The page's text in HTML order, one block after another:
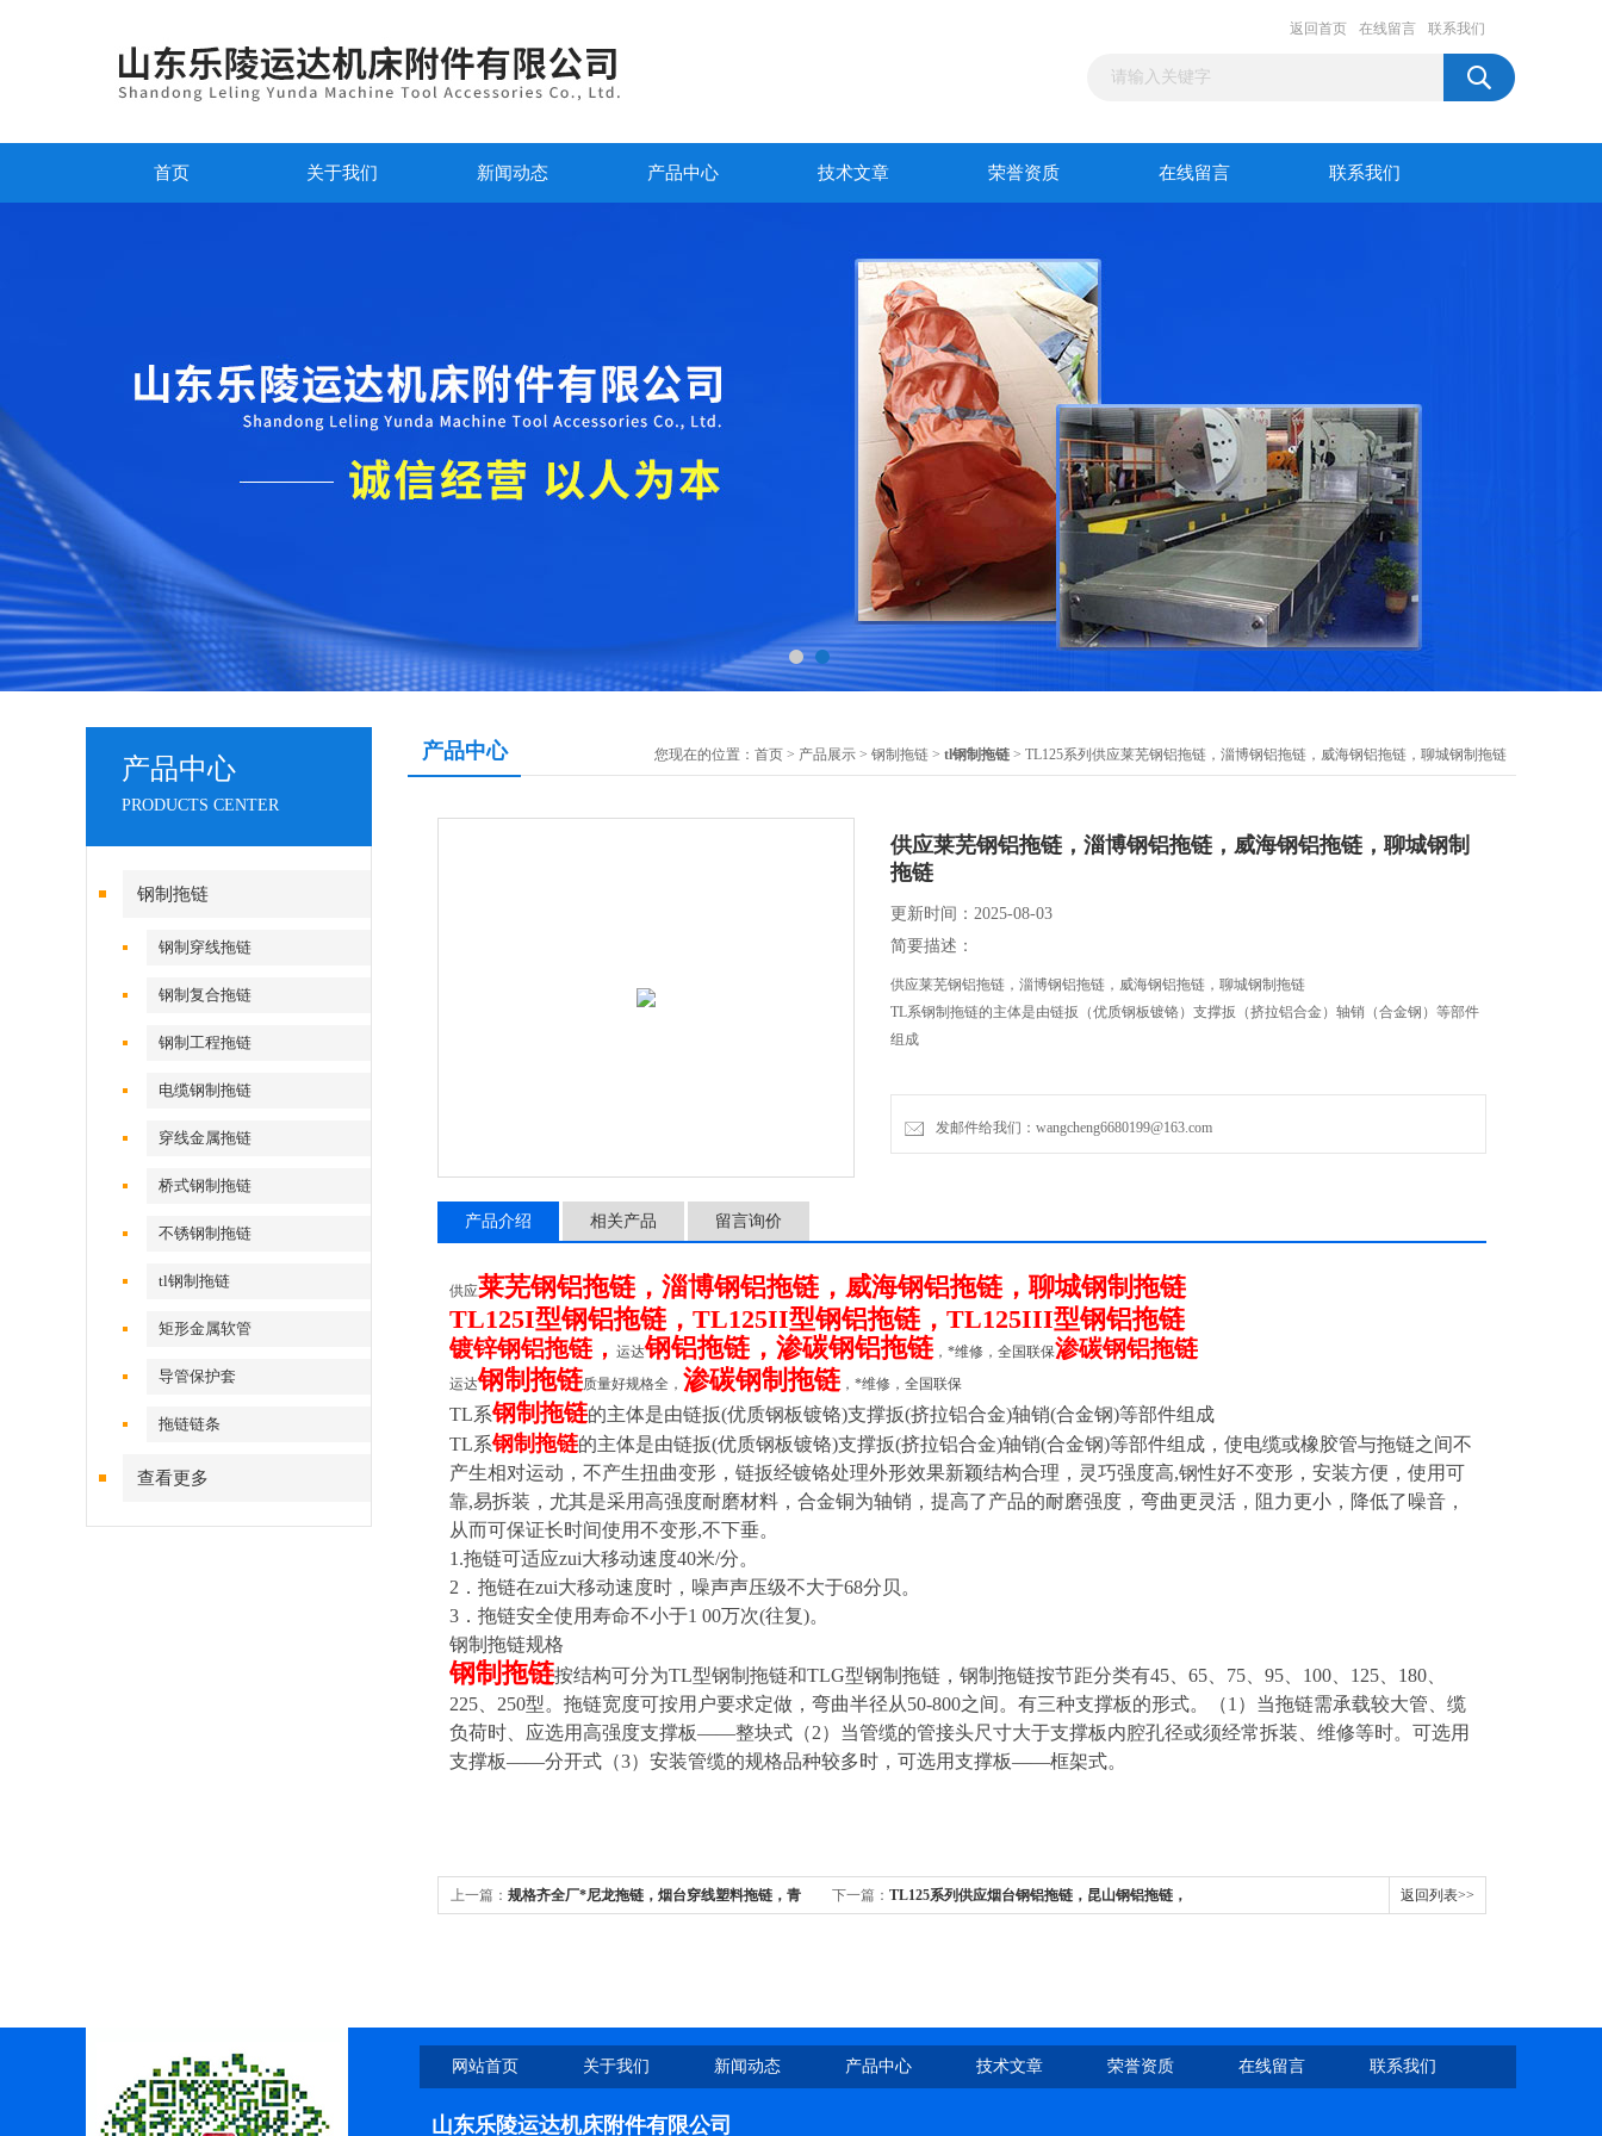
返回首页 在线留言 联系我们
首页 关于我们 新闻动态 产品中心 技术文章 荣誉资质 在线留言 联系我们
产品中心
PRODUCTS CENTER
钢制拖链
钢制穿线拖链
钢制复合拖链
钢制工程拖链
电缆钢制拖链
穿线金属拖链
桥式钢制拖链
不锈钢制拖链
tl钢制拖链
矩形金属软管
导管保护套
拖链链条
查看更多
产品中心 您现在的位置： 首页 > 产品展示 > 钢制拖链 > tl钢制拖链 > TL125系列供应莱芜钢铝拖链，淄博钢铝拖链，威海钢铝拖链，聊城钢制拖链
供应莱芜钢铝拖链，淄博钢铝拖链，威海钢铝拖链，聊城钢制
拖链
更新时间：2025-08-03
简要描述：
供应莱芜钢铝拖链，淄博钢铝拖链，威海钢铝拖链，聊城钢制拖链
TL系钢制拖链的主体是由链扳（优质钢板镀铬）支撑扳（挤拉铝合金）轴销（合金钢）等部件
组成
发邮件给我们：wangcheng6680199@163.com
产品介绍 相关产品 留言询价
供应莱芜钢铝拖链，淄博钢铝拖链，威海钢铝拖链，聊城钢制拖链
TL125I型钢铝拖链，TL125II型钢铝拖链，TL125III型钢铝拖链
镀锌钢铝拖链， 运达钢铝拖链，渗碳钢铝拖链 ，*维修，全国联保渗碳钢铝拖链
运达钢制拖链质量好规格全， 渗碳钢制拖链 ，*维修，全国联保
TL系钢制拖链的主体是由链扳(优质钢板镀铬)支撑扳(挤拉铝合金)轴销(合金钢)等部件组成
TL系钢制拖链的主体是由链扳(优质钢板镀铬)支撑扳(挤拉铝合金)轴销(合金钢)等部件组成，使电缆或橡胶管与拖链之间不
产生相对运动，不产生扭曲变形，链扳经镀铬处理外形效果新颖结构合理，灵巧强度高,钢性好不变形，安装方便，使用可
靠,易拆装，尤其是采用高强度耐磨材料，合金铜为轴销，提高了产品的耐磨强度，弯曲更灵活，阻力更小，降低了噪音，
从而可保证长时间使用不变形,不下垂。
1.拖链可适应zui大移动速度40米/分。
2 ．拖链在zui大移动速度时，噪声声压级不大于68分贝。
3 ．拖链安全使用寿命不小于1 00万次(往复)。
钢制拖链规格
钢制拖链按结构可分为TL型钢制拖链和TLG型钢制拖链，钢制拖链按节距分类有45、65、75、95、100、125、180、
225、250型。拖链宽度可按用户要求定做，弯曲半径从50-800之间。有三种支撑板的形式。（1）当拖链需承载较大管、缆
负荷时、应选用高强度支撑板——整块式（2）当管缆的管接头尺寸大于支撑板内腔孔径或须经常拆装、维修等时。可选用
支撑板——分开式（3）安装管缆的规格品种较多时，可选用支撑板——框架式。
上一篇： 规格齐全厂*尼龙拖链，烟台穿线塑料拖链，青 下一篇： TL125系列供应烟台钢铝拖链，昆山钢铝拖链， 返回列表>>
网站首页 关于我们 新闻动态 产品中心 技术文章 荣誉资质 在线留言 联系我们
山东乐陵运达机床附件有限公司